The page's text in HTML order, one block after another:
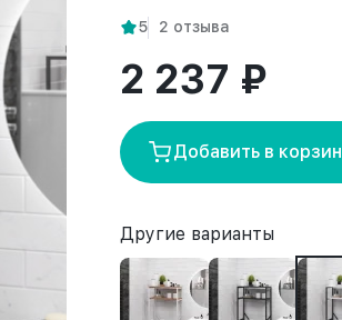
5 2 отзыва
2 237 ₽
Добавить в
Другие варианты